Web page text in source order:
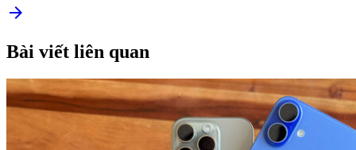
arrow_forward
Bài viết liên quan